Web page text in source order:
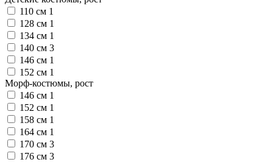
110 см 1
128 см 1
134 см 1
140 см 3
146 см 1
152 см 1
Морф-костюмы, рост
146 см 1
152 см 1
158 см 1
164 см 1
170 см 3
176 см 3